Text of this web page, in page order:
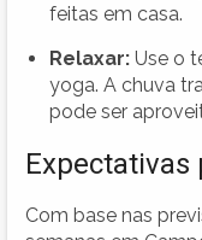
feitas em casa.
Relaxar: Use o
yoga. A chuva
pode ser
Expectativas
Com base nas